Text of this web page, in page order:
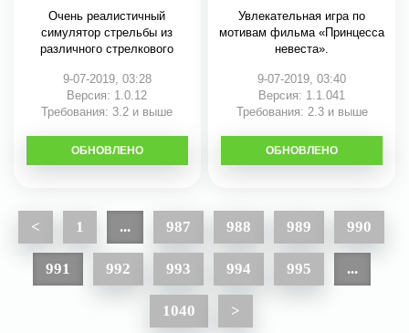
Очень реалистичный
симулятор стрельбы из
различного стрелкового
9-07-2019, 03:28
Версия: 1.0.12
Требования: 3.2 и выше
СКАЧАТЬ
ОБНОВЛЕНО
Увлекательная игра по
мотивам фильма «Принцесса
невеста».
9-07-2019, 03:40
Версия: 1.1.041
Требования: 2.3 и выше
СКАЧАТЬ
ОБНОВЛЕНО
< 1 ... 987 988 989 990
991 992 993 994 995 ...
1040 >